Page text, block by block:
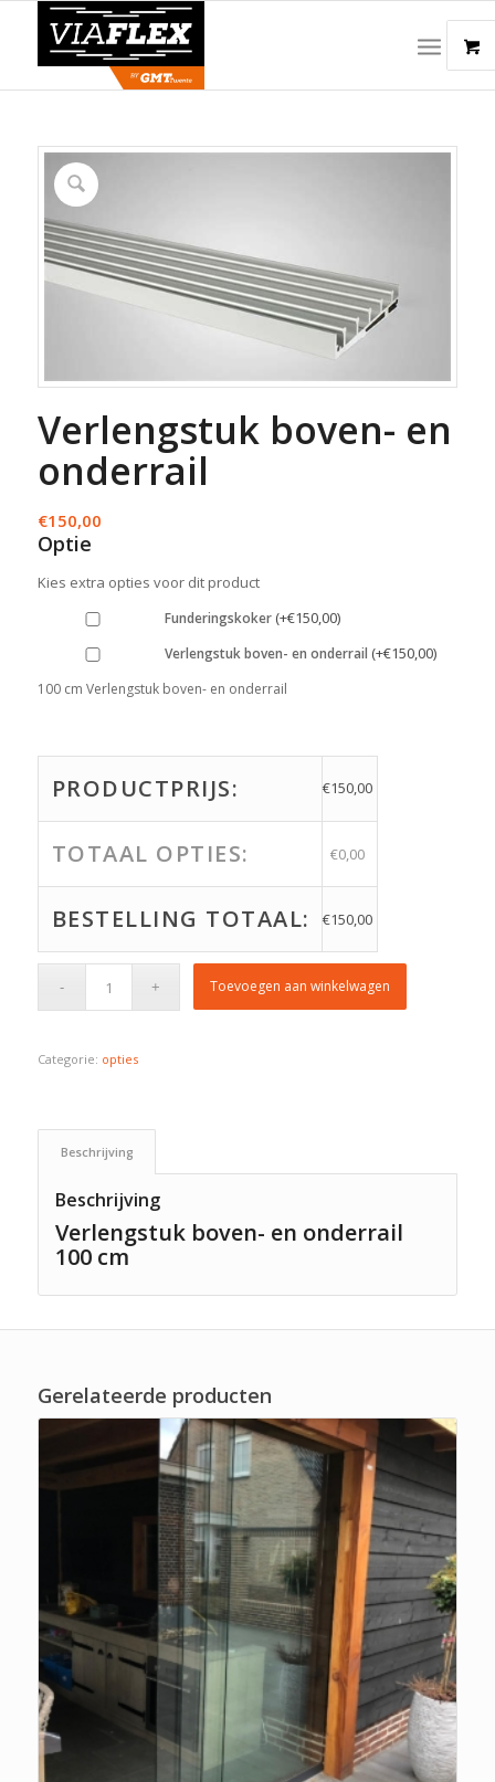
Verlengstuk boven- en
onderrail
€150,00
Optie
Kies extra opties voor dit product
Funderingskoker (+€150,00)
Verlengstuk boven- en onderrail (+€150,00)
100 cm Verlengstuk boven- en onderrail
PRODUCTPRIJS: €150,00
TOTAAL OPTIES: €0,00
BESTELLING TOTAAL: €150,00
Toevoegen aan winkelwagen
Categorie: opties
Beschrijving
Beschrijving
Verlengstuk boven- en onderrail
100 cm
Gerelateerde producten